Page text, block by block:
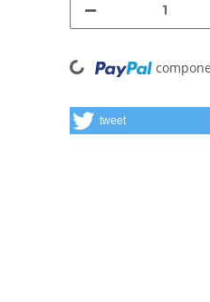
Loading...
tweet